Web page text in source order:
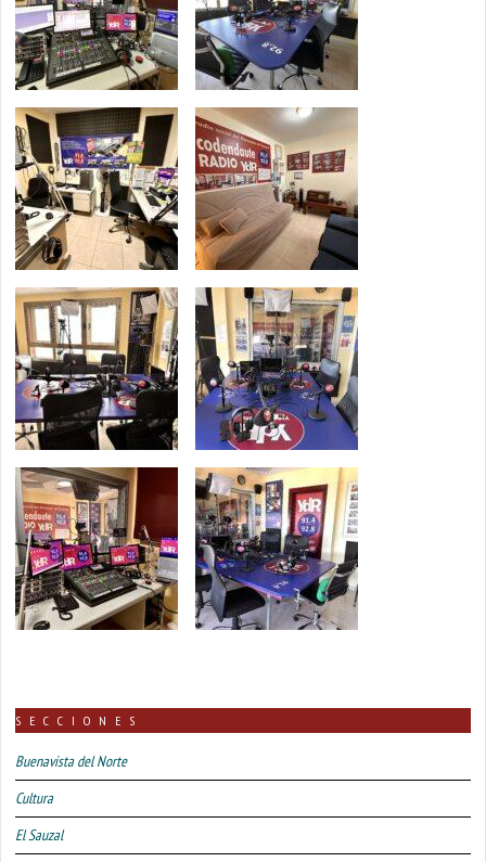
SECCIONES
Buenavista del Norte
Cultura
El Sauzal